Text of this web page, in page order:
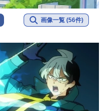
画像一覧 (56件)